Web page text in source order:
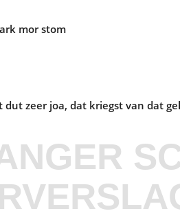
mor stom
dut zeer joa, dat kriegst van dat